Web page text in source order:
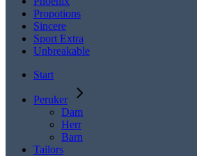
Propotions
Sincere
Sport Extra
Unbreakable
Start
Peruker
Dam
Herr
Barn
Tailors